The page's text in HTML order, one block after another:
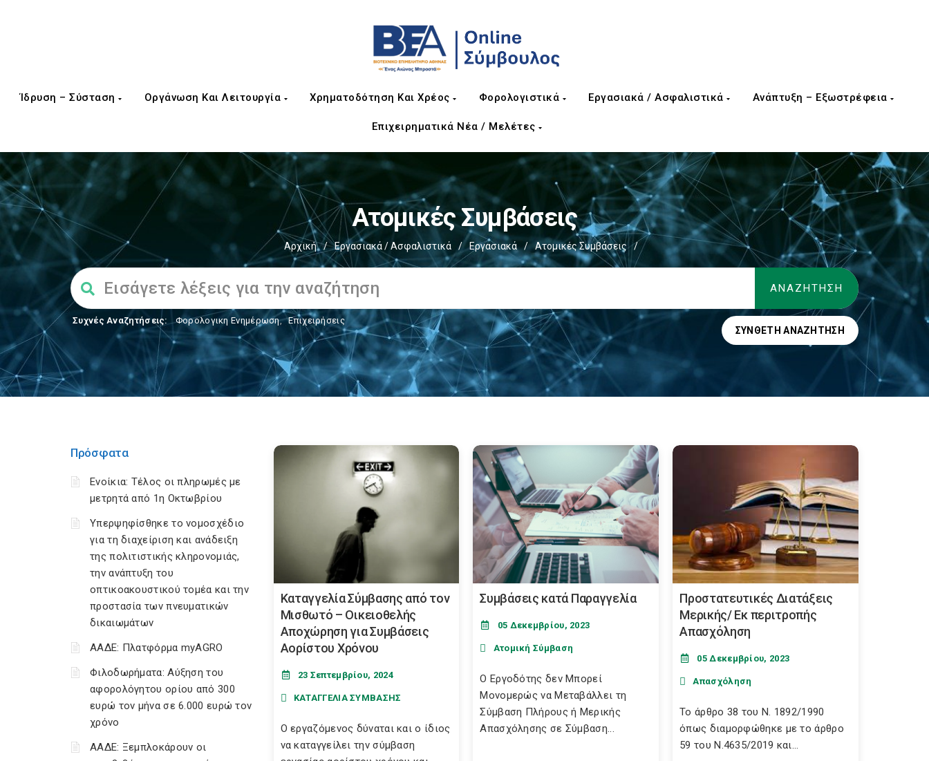
Ίδρυση – Σύσταση Οργάνωση Και Λειτουργία Χρηματοδότηση Και Χρέος Φορολογιστικά Εργασιακά / Ασφαλιστικά Ανάπτυξη – Εξωστρέφεια
Επιχειρηματικά Νέα / Μελέτες
Ατομικές Συμβάσεις
Αρχική / Εργασιακά / Ασφαλιστικά / Εργασιακά / Ατομικές Συμβάσεις /
Συχνές Αναζητήσεις: Φορολογικη Ενημέρωση, Επιχειρήσεις
ΣΎΝΘΕΤΗ ΑΝΑΖΉΤΗΣΗ
Πρόσφατα
Ενοίκια: Τέλος οι πληρωμές με
μετρητά από 1η Οκτωβρίου
Υπερψηφίσθηκε το νομοσχέδιο
για τη διαχείριση και ανάδειξη
της πολιτιστικής κληρονομιάς,
την ανάπτυξη του
οπτικοακουστικού τομέα και την
προστασία των πνευματικών
δικαιωμάτων
ΑΑΔΕ: Πλατφόρμα myAGRO
Φιλοδωρήματα: Αύξηση του
αφορολόγητου ορίου από 300
ευρώ τον μήνα σε 6.000 ευρώ τον
χρόνο
ΑΑΔΕ: Ξεμπλοκάρουν οι
Καταγγελία Σύμβασης από τον
Μισθωτό – Οικειοθελής
Αποχώρηση για Συμβάσεις
Αορίστου Χρόνου
23 Σεπτεμβρίου, 2024
ΚΑΤΑΓΓΕΛΙΑ ΣΥΜΒΑΣΗΣ
Ο εργαζόμενος δύναται και ο ίδιος
να καταγγείλει την σύμβαση
Συμβάσεις κατά Παραγγελία
05 Δεκεμβρίου, 2023
Ατομική Σύμβαση
Ο Εργοδότης δεν Μπορεί
Μονομερώς να Μεταβάλλει τη
Σύμβαση Πλήρους ή Μερικής
Απασχόλησης σε Σύμβαση...
Προστατευτικές Διατάξεις
Μερικής/ Εκ περιτροπής
Απασχόληση
05 Δεκεμβρίου, 2023
Απασχόληση
Το άρθρο 38 του Ν. 1892/1990
όπως διαμορφώθηκε με το άρθρο
59 του Ν.4635/2019 και...